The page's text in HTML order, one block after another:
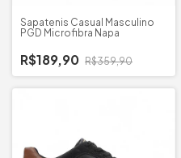
Sapatenis Casual Masculino
PGD Microfibra Napa
R$189,90 R$359,90